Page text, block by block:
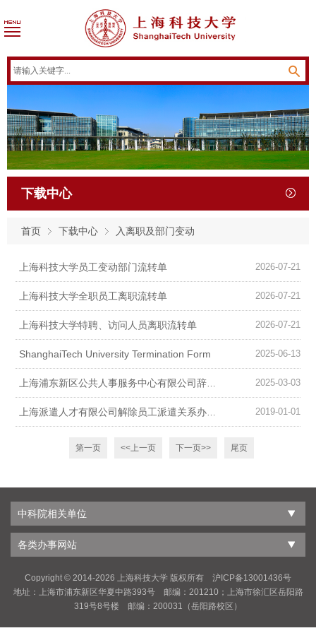
下载中心
首页 下载中心 入离职及部门变动
上海科技大学员工变动部门流转单 2026-07-21
上海科技大学全职员工离职流转单 2026-07-21
上海科技大学特聘、访问人员离职流转单 2026-07-21
ShanghaiTech University Termination Form 2025-06-13
上海浦东新区公共人事服务中心有限公司辞职报告 2025-03-03
上海派遣人才有限公司解除员工派遣关系办理单 2019-01-01
第一页 <<上一页 下一页>> 尾页
中科院相关单位
各类办事网站
Copyright © 2014-2026 上海科技大学 版权所有 沪ICP备13001436号
地址：上海市浦东新区华夏中路393号 邮编：201210；上海市徐汇区岳阳路
319号8号楼 邮编：200031（岳阳路校区）